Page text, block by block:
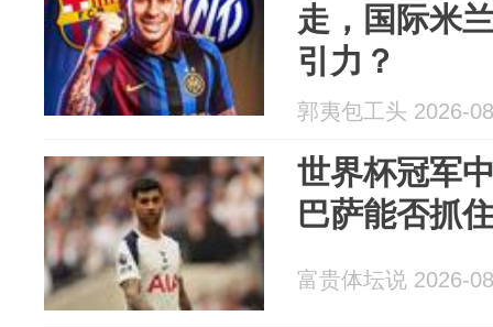
走，国际米
引力？
郭夷包工头 2026-
世界杯冠军
巴萨能否抓
富贵体坛说 2026-